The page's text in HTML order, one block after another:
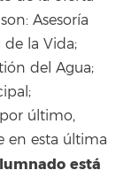
Asesoría
de la Vida;
del Agua;
último,
en esta última
está